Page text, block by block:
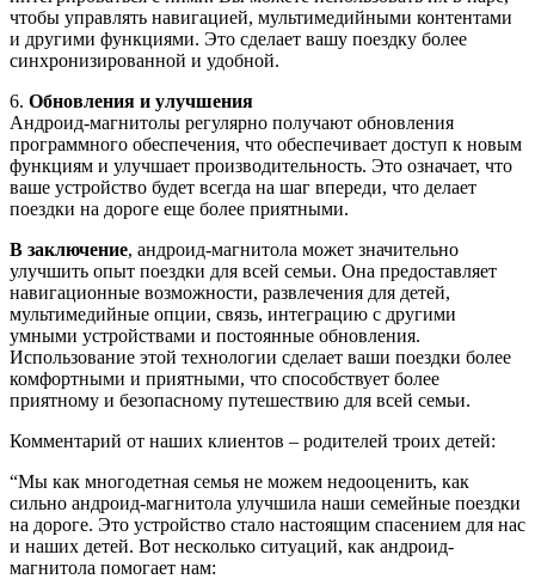
чтобы управлять навигацией, мультимедийными контентами
и другими функциями. Это сделает вашу поездку более
синхронизированной и удобной.
6. Обновления и улучшения
Андроид-магнитолы регулярно получают обновления
программного обеспечения, что обеспечивает доступ к новым
функциям и улучшает производительность. Это означает, что
ваше устройство будет всегда на шаг впереди, что делает
поездки на дороге еще более приятными.
В заключение, андроид-магнитола может значительно
улучшить опыт поездки для всей семьи. Она предоставляет
навигационные возможности, развлечения для детей,
мультимедийные опции, связь, интеграцию с другими
умными устройствами и постоянные обновления.
Использование этой технологии сделает ваши поездки более
комфортными и приятными, что способствует более
приятному и безопасному путешествию для всей семьи.
Комментарий от наших клиентов – родителей троих детей:
“Мы как многодетная семья не можем недооценить, как
сильно андроид-магнитола улучшила наши семейные поездки
на дороге. Это устройство стало настоящим спасением для нас
и наших детей. Вот несколько ситуаций, как андроид-
магнитола помогает нам: